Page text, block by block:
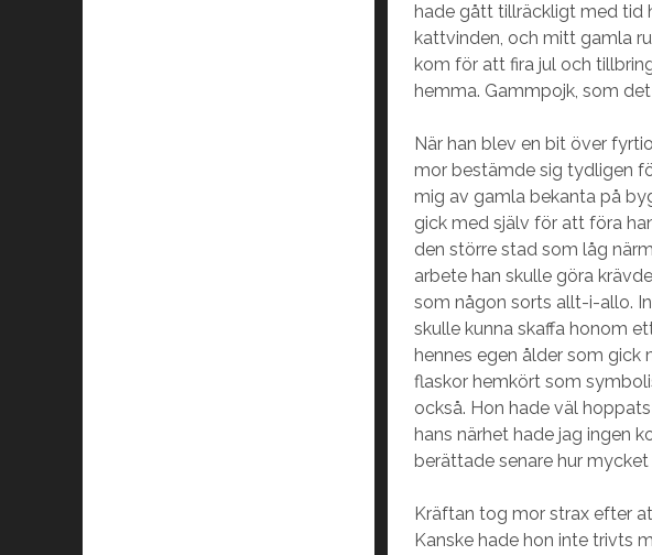
hade gått tillräckligt med tid
kattvinden, och mitt gamla
kom för att fira jul och
hemma. Gammpojk, som det
När han blev en bit över
mor bestämde sig tydligen
mig av gamla bekanta på
gick med själv för att föra
den större stad som låg
arbete han skulle göra
som någon sorts allt-i-allo.
skulle kunna skaffa honom
hennes egen ålder som
flaskor hemkört som
också. Hon hade väl
hans närhet hade jag ingen
berättade senare hur
Kräftan tog mor strax efter
Kanske hade hon inte trivts